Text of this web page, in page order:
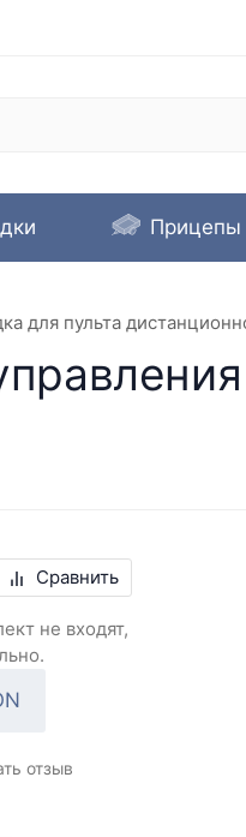
Прицепы
для пульта
Сравнить
не входят,
отзыв